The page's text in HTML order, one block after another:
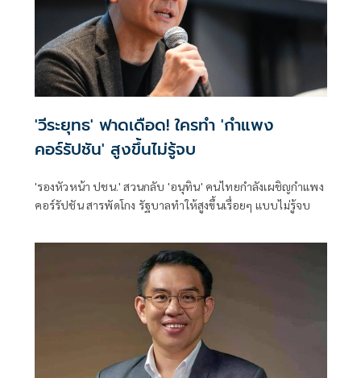
'วีระยุทธ' ฟาดเดือด! ใครทำ 'กำแพง
คอร์รัปชัน' สูงขึ้นไม่รู้จบ
'รองหัวหน้า ปชน.' สวนกลับ 'อนุทิน' คนไทยกำลังเผชิญกำแพง
คอร์รัปชัน สารพัดโกง รัฐบาลทำให้สูงขึ้นเรื่อยๆ แบบไม่รู้จบ